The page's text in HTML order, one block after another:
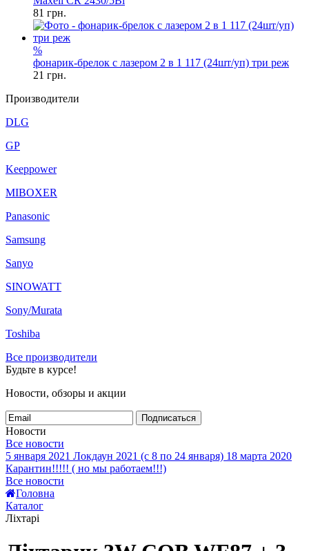
81 грн.
%
фонарик-брелок с лазером 2 в 1 117 (24шт/уп) три реж
21 грн.
Производители
DLG
GP
Keeppower
MIBOXER
Panasonic
Samsung
Sanyo
SINOWATT
Sony/Murata
Toshiba
Все производители
Будьте в курсе!
Новости, обзоры и акции
Подписаться
Новости
Все новости
5 января 2021 Локдаун 2021 (с 8 по 24 января) 18 марта 2020
Карантин!!!!! ( но мы работаем!!!)
Все новости
Головна
Каталог
Ліхтарі